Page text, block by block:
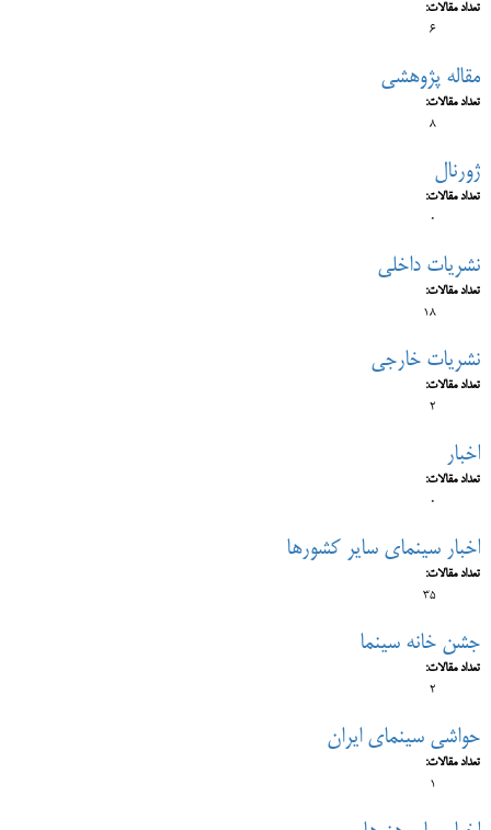
تعداد مقالات:
6
مقاله پژوهشی
تعداد مقالات:
8
ژورنال
تعداد مقالات:
0
نشریات داخلی
تعداد مقالات:
18
نشریات خارجی
تعداد مقالات:
2
اخبار
تعداد مقالات:
0
اخبار سینمای سایر کشورها
تعداد مقالات:
35
جشن خانه سینما
تعداد مقالات:
2
حواشی سینمای ایران
تعداد مقالات:
1